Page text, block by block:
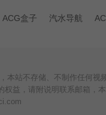
ACG盒子 汽水导航
本站不存储、不制作任何视
权益，请附说明联系邮箱，本